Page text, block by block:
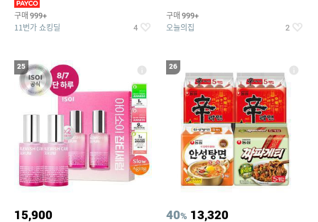
영복/티셔츠/
구매 999+
11번가 쇼킹딜 4
구매 999+
오늘의집 2
25
15,900
26
40% 13,320